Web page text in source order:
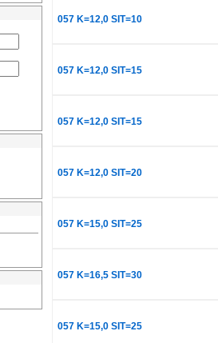
057 K=12,0 SIT=10
057 K=12,0 SIT=15
057 K=12,0 SIT=15
057 K=12,0 SIT=20
057 K=15,0 SIT=25
057 K=16,5 SIT=30
057 K=15,0 SIT=25